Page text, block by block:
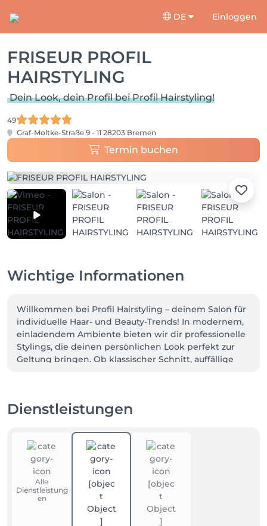
DE Einloggen
FRISEUR PROFIL
HAIRSTYLING
Dein Look, dein Profil bei Profil Hairstyling!
49
Graf-Moltke-Straße 9 - 11 28203 Bremen
Termin buchen
Wichtige Informationen
Willkommen bei Profil Hairstyling – deinem Salon für
individuelle Haar- und Beauty-Trends! In modernem,
einladendem Ambiente bieten wir dir professionelle
Stylings, die deinen persönlichen Look perfekt zur
Geltung bringen. Ob klassischer Schnitt, auffällige
runden wir mit Leistungen wie Augenbrauen- und
deine Ausstrahlung im Mittelpunkt. Komm vorbei
und lass dich inspirieren!
Dienstleistungen
Alle
Dienstleistung
en